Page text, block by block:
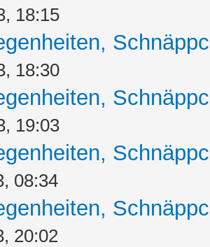
18:15
18:30
19:03
08:34
20:02